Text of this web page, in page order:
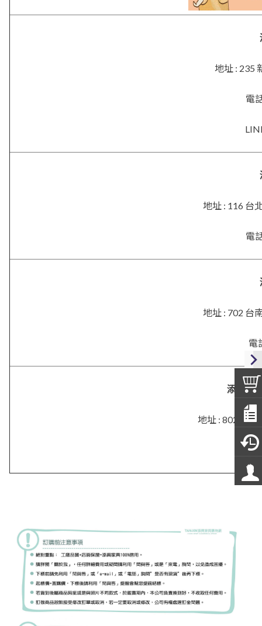
地址 : 235
電
地址 : 116 台
電
地址 : 702 台
電
添興．
地址 : 802 高雄
電